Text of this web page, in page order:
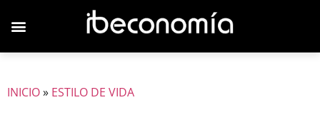
INICIO» ESTILO DE VIDA